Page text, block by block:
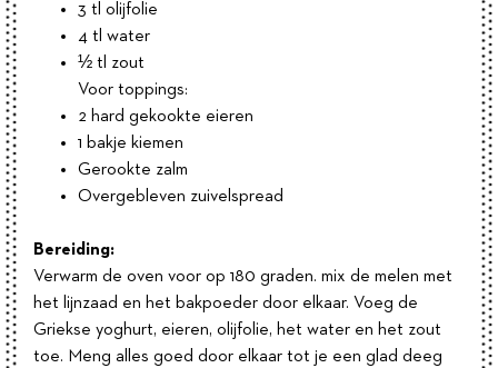
3 tl olijfolie
4 tl water
½ tl zout
Voor toppings:
2 hard gekookte eieren
1 bakje kiemen
Gerookte zalm
Overgebleven zuivelspread
Bereiding:
Verwarm de oven voor op 180 graden. mix de melen met
het lijnzaad en het bakpoeder door elkaar. Voeg de
Griekse yoghurt, eieren, olijfolie, het water en het zout
toe. Meng alles goed door elkaar tot je een glad deeg